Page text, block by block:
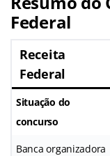
Federal
Receita
Federal
Situação do
concurso
Banca organizadora